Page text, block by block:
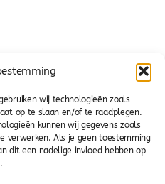
wij technologieën zoals
op te slaan en/of te raadplegen.
kunnen wij gegevens zoals
verwerken. Als je geen toestemming
dit een nadelige invloed hebben op